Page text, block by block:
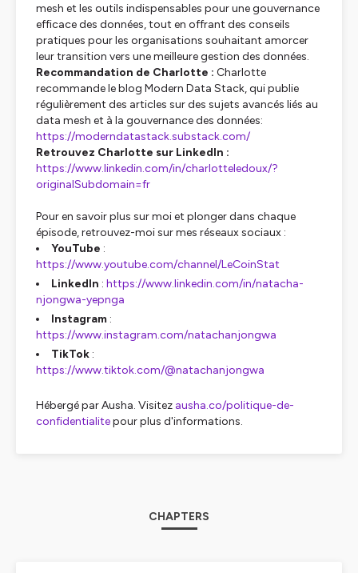
mesh et les outils indispensables pour une gouvernance
efficace des données, tout en offrant des conseils
pratiques pour les organisations souhaitant amorcer
leur transition vers une meilleure gestion des données.
Recommandation de Charlotte : Charlotte
recommande le blog Modern Data Stack, qui publie
régulièrement des articles sur des sujets avancés liés au
data mesh et à la gouvernance des données:
https://moderndatastack.substack.com/
Retrouvez Charlotte sur LinkedIn :
https://www.linkedin.com/in/charlotteledoux/?
originalSubdomain=fr
Pour en savoir plus sur moi et plonger dans chaque
épisode, retrouvez-moi sur mes réseaux sociaux :
YouTube :
https://www.youtube.com/channel/LeCoinStat
LinkedIn : https://www.linkedin.com/in/natacha-
njongwa-yepnga
Instagram :
https://www.instagram.com/natachanjongwa
TikTok :
https://www.tiktok.com/@natachanjongwa
Hébergé par Ausha. Visitez ausha.co/politique-de-
confidentialitepour plus d'informations.
CHAPTERS